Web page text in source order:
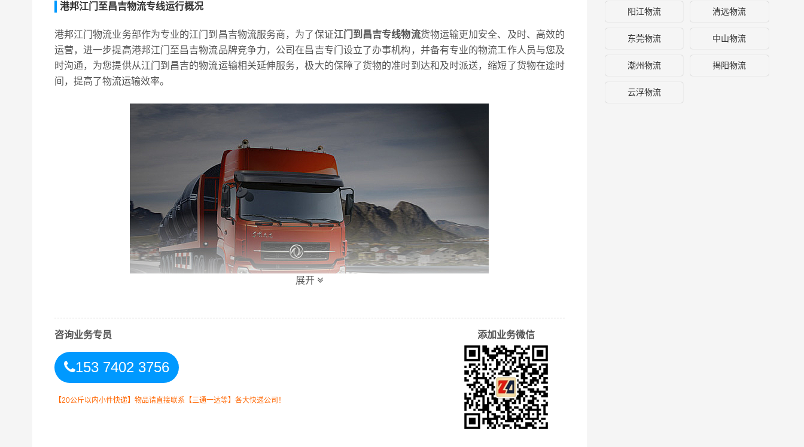
港邦江门至昌吉物流专线运行概况
港邦江门物流业务部作为专业的江门到昌吉物流服务商，为了保证江门到昌吉专线物流货物运输更加安全、及时、高效的
运营，进一步提高港邦江门至昌吉物流品牌竞争力，公司在昌吉专门设立了办事机构，并备有专业的物流工作人员与您及
时沟通，为您提供从江门到昌吉的物流运输相关延伸服务，极大的保障了货物的准时到达和及时派送，缩短了货物在途时
间，提高了物流运输效率。
港邦江门到昌吉专线物流运输方式
同时，为了方便广大客户从江门物流到昌吉的不同运输时效和物流成本要求， 江门到昌吉物流多种运输方式，
以此来降低从广东江门到昌吉的物流专线运输成本，提高由江门发货到昌吉的物流效率，以便为新老客户提供更加优质完
展开
咨询业务专员
153 7402 3756
【20公斤以内小件快递】物品请直接联系【三通一达等】各大快递公司！
添加业务微信
阳江物流 清远物流
东莞物流 中山物流
潮州物流 揭阳物流
云浮物流